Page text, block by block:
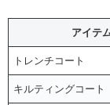
アイテ
トレンチコート
キルティングコート